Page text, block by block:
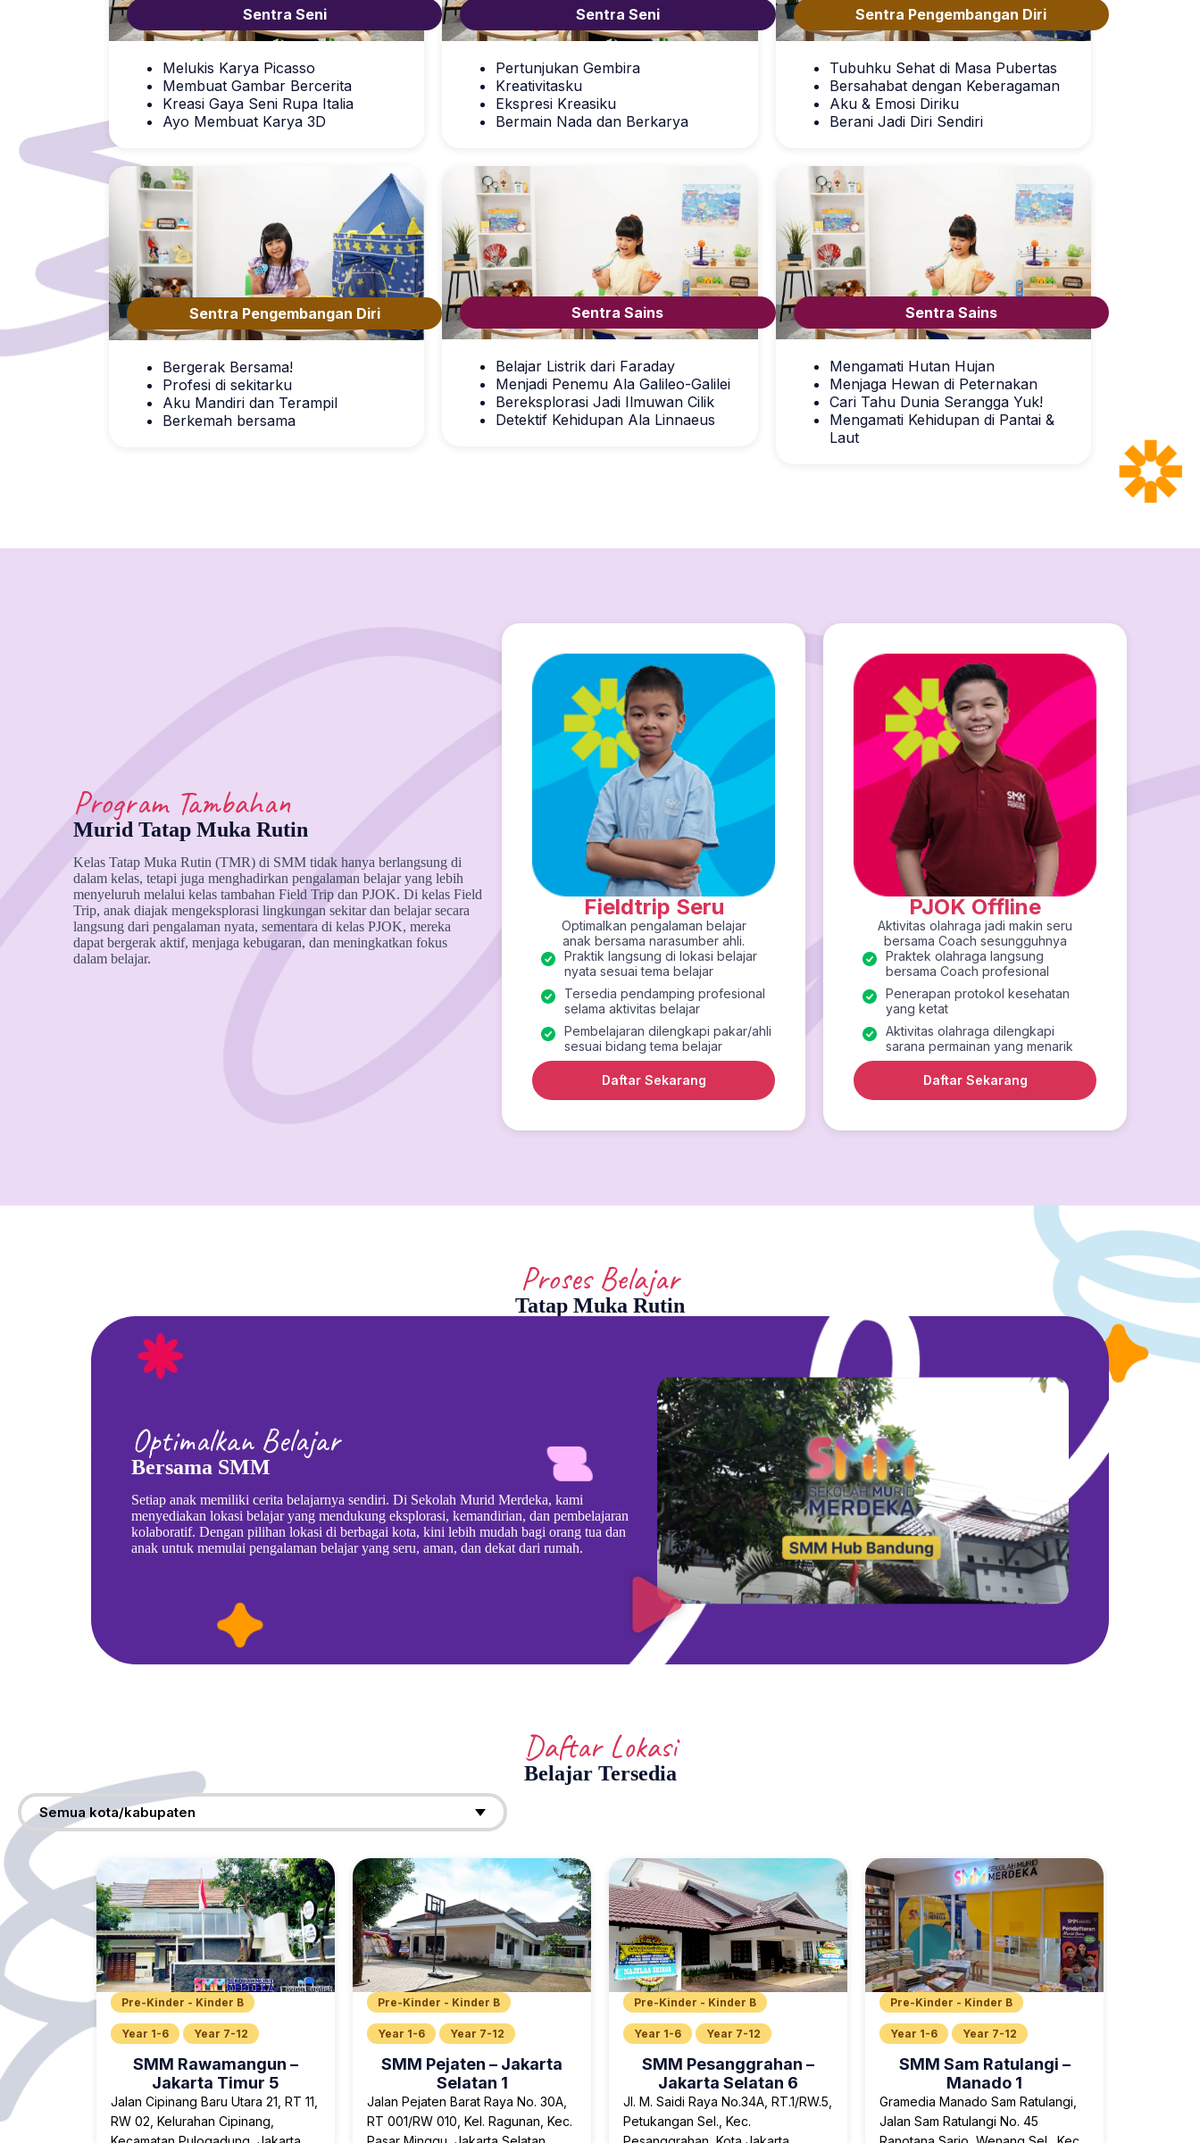
Sentra Seni
Melukis Karya Picasso
Membuat Gambar Bercerita
Kreasi Gaya Seni Rupa Italia
Ayo Membuat Karya 3D
Sentra Seni
Pertunjukan Gembira
Kreativitasku
Ekspresi Kreasiku
Bermain Nada dan Berkarya
Sentra Pengembangan Diri
Tubuhku Sehat di Masa Pubertas
Bersahabat dengan Keberagaman
Aku & Emosi Diriku
Berani Jadi Diri Sendiri
Sentra Pengembangan Diri
Bergerak Bersama!
Profesi di sekitarku
Aku Mandiri dan Terampil
Berkemah bersama
Sentra Sains
Belajar Listrik dari Faraday
Menjadi Penemu Ala Galileo-Galilei
Bereksplorasi Jadi Ilmuwan Cilik
Detektif Kehidupan Ala Linnaeus
Sentra Sains
Mengamati Hutan Hujan
Menjaga Hewan di Peternakan
Cari Tahu Dunia Serangga Yuk!
Mengamati Kehidupan di Pantai &
Laut
Program Tambahan
Murid Tatap Muka Rutin
Kelas Tatap Muka Rutin (TMR) di SMM tidak hanya berlangsung di
dalam kelas, tetapi juga menghadirkan pengalaman belajar yang lebih
menyeluruh melalui kelas tambahan Field Trip dan PJOK. Di kelas Field
Trip, anak diajak mengeksplorasi lingkungan sekitar dan belajar secara
langsung dari pengalaman nyata, sementara di kelas PJOK, mereka
dapat bergerak aktif, menjaga kebugaran, dan meningkatkan fokus
dalam belajar.
Fieldtrip Seru
Optimalkan pengalaman belajar
anak bersama narasumber ahli.
Praktik langsung di lokasi belajar
nyata sesuai tema belajar
Tersedia pendamping profesional
selama aktivitas belajar
Pembelajaran dilengkapi pakar/ahli
sesuai bidang tema belajar
Daftar Sekarang
PJOK Offline
Aktivitas olahraga jadi makin seru
bersama Coach sesungguhnya
Praktek olahraga langsung
bersama Coach profesional
Penerapan protokol kesehatan
yang ketat
Aktivitas olahraga dilengkapi
sarana permainan yang menarik
Daftar Sekarang
Proses Belajar
Tatap Muka Rutin
Optimalkan Belajar
Bersama SMM
Setiap anak memiliki cerita belajarnya sendiri. Di Sekolah Murid Merdeka, kami
menyediakan lokasi belajar yang mendukung eksplorasi, kemandirian, dan pembelajaran
kolaboratif. Dengan pilihan lokasi di berbagai kota, kini lebih mudah bagi orang tua dan
anak untuk memulai pengalaman belajar yang seru, aman, dan dekat dari rumah.
Daftar Lokasi
Belajar Tersedia
Semua kota/kabupaten
Pre-Kinder - Kinder B
Year 1-6 Year 7-12
SMM Rawamangun –
Jakarta Timur 5
Jalan Cipinang Baru Utara 21, RT 11,
RW 02, Kelurahan Cipinang,
Pre-Kinder - Kinder B
Year 1-6 Year 7-12
SMM Pejaten – Jakarta
Selatan 1
Jalan Pejaten Barat Raya No. 30A,
RT 001/RW 010, Kel. Ragunan, Kec.
Pre-Kinder - Kinder B
Year 1-6 Year 7-12
SMM Pesanggrahan –
Jakarta Selatan 6
Jl. M. Saidi Raya No.34A, RT.1/RW.5,
Petukangan Sel., Kec.
Pre-Kinder - Kinder B
Year 1-6 Year 7-12
SMM Sam Ratulangi –
Manado 1
Gramedia Manado Sam Ratulangi,
Jalan Sam Ratulangi No. 45